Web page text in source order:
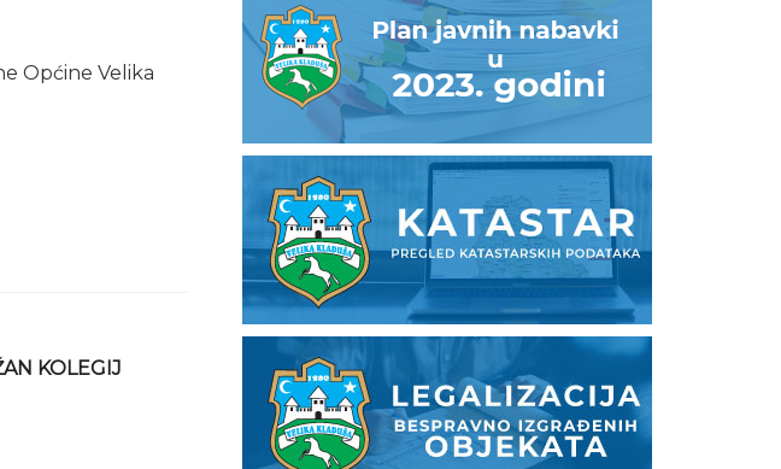
Općine Velika
KOLEGIJ